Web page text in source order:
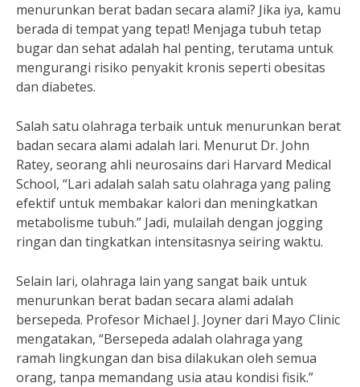
menurunkan berat badan secara alami? Jika iya, kamu
berada di tempat yang tepat! Menjaga tubuh tetap
bugar dan sehat adalah hal penting, terutama untuk
mengurangi risiko penyakit kronis seperti obesitas
dan diabetes.
Salah satu olahraga terbaik untuk menurunkan berat
badan secara alami adalah lari. Menurut Dr. John
Ratey, seorang ahli neurosains dari Harvard Medical
School, “Lari adalah salah satu olahraga yang paling
efektif untuk membakar kalori dan meningkatkan
metabolisme tubuh.” Jadi, mulailah dengan jogging
ringan dan tingkatkan intensitasnya seiring waktu.
Selain lari, olahraga lain yang sangat baik untuk
menurunkan berat badan secara alami adalah
bersepeda. Profesor Michael J. Joyner dari Mayo Clinic
mengatakan, “Bersepeda adalah olahraga yang
ramah lingkungan dan bisa dilakukan oleh semua
orang, tanpa memandang usia atau kondisi fisik.”